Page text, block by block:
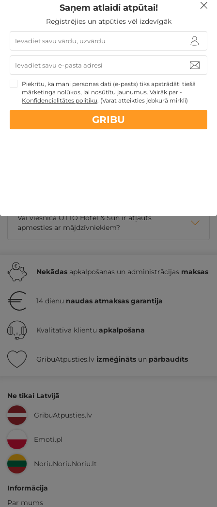
Kāda veida brokastis tiek piedāvātas viesnīcā
OTTO Hotel & Sun?
Viesnīcā tiek servētas bufetes veida brokastis ar
siltajiem un aukstajiem ēdieniem, augļiem,
konditorejas izstrādājumiem, svaigi pagatavotu
kafiju, tēju un sulu.
Kādi ir reģistrēšanās laiki viesnīcā OTTO Hotel &
Sun?
Vai viesnīcā OTTO Hotel & Sun ir atļauts
apmesties ar mājdzīvniekiem?
Nekādas apkalpošanas un administrācijas maksas
14 dienu naudas atmaksas garantija
Kvalitatīva klientu apkalpošana
GribuAtpusties.lv izmēģināts un pārbaudīts
Ne tikai Latvijā
GribuAtpusties.lv
Emoti.pl
NoriuNoriuNoriu.lt
Informācija
Par mums
Saņem atlaidi atpūtai!
Reģistrējies un atpūties vēl izdevīgāk
Piekrītu, ka mani personas dati (e-pasts) tiks apstrādāti tiešā
mārketinga nolūkos, lai nosūtītu jaunumus. Vairāk par -
Konfidencialitātes politiku. (Varat atteikties jebkurā mirklī)
GRIBU